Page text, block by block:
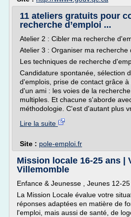
11 ateliers gratuits pour
recherche d’emploi ...
Atelier 2 : Cibler ma recherche
Atelier 3 : Organiser ma recherche
Les techniques de recherche
Candidature spontanée, sélection
d'emplois, prise de contact grâce
d'un ami : les voies de la
multiples. Et chacune s'aborde
méthodologie. C'est d'autant plus
Lire la suite
Site : pole-emploi.fr
Mission locale 16-25 ans |
Villemomble
Enfance & Jeunesse , Jeunes 12-
La Mission Locale évalue votre
réponses adaptées en matière de
l'emploi, mais aussi de santé, de